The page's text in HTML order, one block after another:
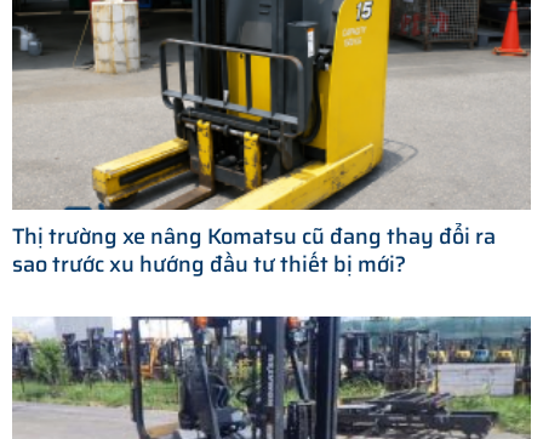
Thị trường xe nâng Komatsu cũ đang thay đổi ra
sao trước xu hướng đầu tư thiết bị mới?